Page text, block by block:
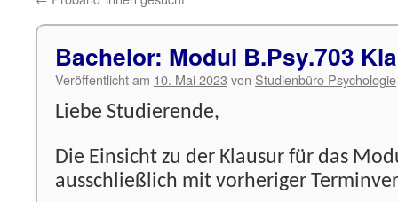
Bachelor: Modul B.Psy.703
Veröffentlicht am 10. Mai 2023 von Studienbüro Psychologie
Liebe Studierende,
Die Einsicht zu der Klausur für das
ausschließlich mit vorheriger